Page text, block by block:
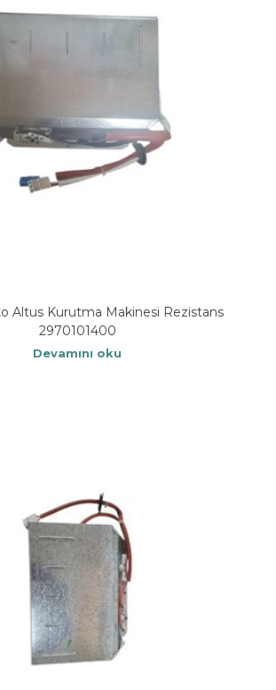
Altus Kurutma Makinesi Rezistans
2970101400
Devamını oku